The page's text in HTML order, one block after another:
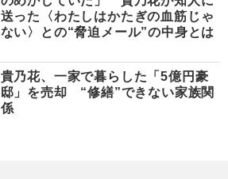
送った〈わたしはかたぎの血筋じゃ
ない〉との“脅迫メール”の中身とは
貴乃花、一家で暮らした「5億円豪
邸」を売却 “修繕”できない家族関
係